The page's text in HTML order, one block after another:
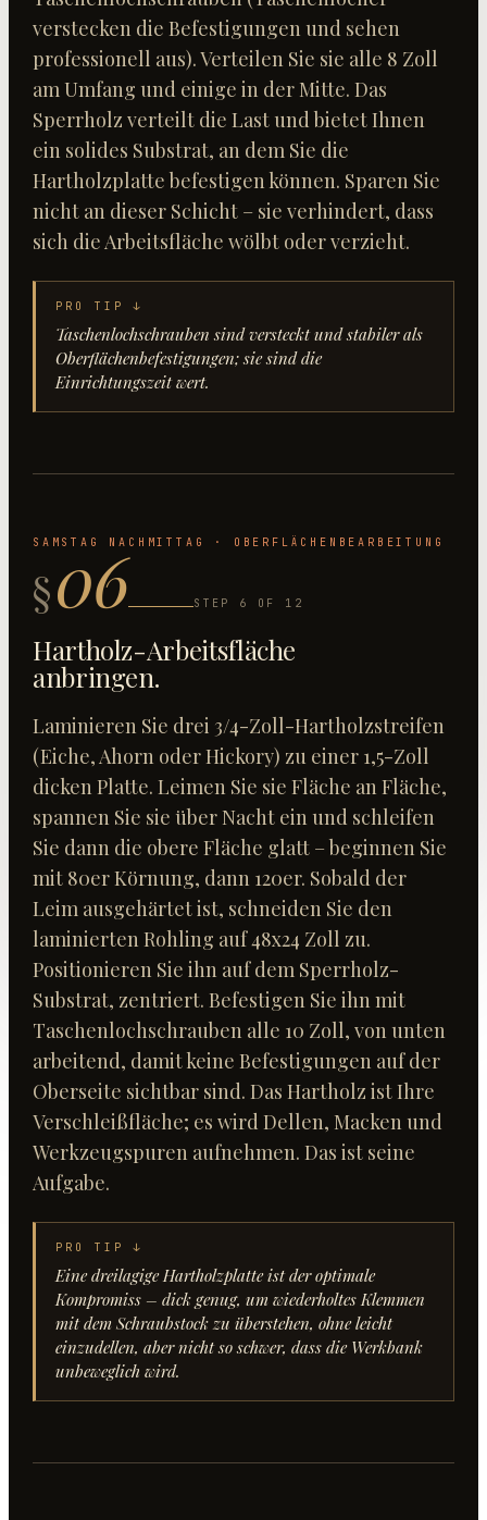
verstecken die Befestigungen und sehen
professionell aus). Verteilen Sie sie alle 8 Zoll
am Umfang und einige in der Mitte. Das
Sperrholz verteilt die Last und bietet Ihnen
ein solides Substrat, an dem Sie die
Hartholzplatte befestigen können. Sparen Sie
nicht an dieser Schicht – sie verhindert, dass
sich die Arbeitsfläche wölbt oder verzieht.
PRO TIP ↓
Taschenlochschrauben sind versteckt und stabiler als
Oberflächenbefestigungen; sie sind die
Einrichtungszeit wert.
SAMSTAG NACHMITTAG · OBERFLÄCHENBEARBEITUNG
§06 STEP 6 OF 12
Hartholz-Arbeitsfläche
anbringen.
Laminieren Sie drei 3/4-Zoll-Hartholzstreifen
(Eiche, Ahorn oder Hickory) zu einer 1,5-Zoll
dicken Platte. Leimen Sie sie Fläche an Fläche,
spannen Sie sie über Nacht ein und schleifen
Sie dann die obere Fläche glatt – beginnen Sie
mit 80er Körnung, dann 120er. Sobald der
Leim ausgehärtet ist, schneiden Sie den
laminierten Rohling auf 48x24 Zoll zu.
Positionieren Sie ihn auf dem Sperrholz-
Substrat, zentriert. Befestigen Sie ihn mit
Taschenlochschrauben alle 10 Zoll, von unten
arbeitend, damit keine Befestigungen auf der
Oberseite sichtbar sind. Das Hartholz ist Ihre
Verschleißfläche; es wird Dellen, Macken und
Werkzeugspuren aufnehmen. Das ist seine
Aufgabe.
PRO TIP ↓
Eine dreilagige Hartholzplatte ist der optimale
Kompromiss – dick genug, um wiederholtes Klemmen
mit dem Schraubstock zu überstehen, ohne leicht
einzudellen, aber nicht so schwer, dass die Werkbank
unbeweglich wird.